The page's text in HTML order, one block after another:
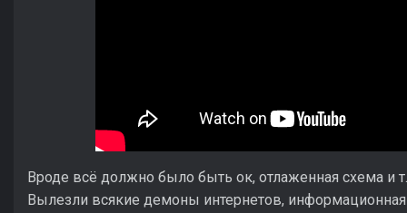
Вроде всё должно было быть ок, отлаженная схема
Вылезли всякие демоны интернетов,